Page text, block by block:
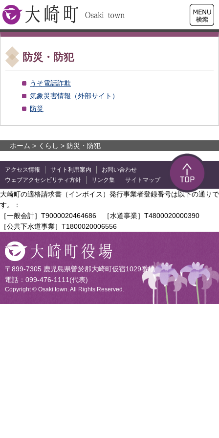
大崎町
検索・
共通メ
ニュー
防災・防犯
うそ電話詐欺
気象災害情報（外部サイト）
防災
ホーム > くらし > 防災・防犯
アクセス情報 サイト利用案内
お問い合わせ
ウェブアクセシビリティ方針
リンク集 サイトマップ
大崎町の適格請求書（インボイス）発行事業者登録番号は以下の通りで
す。：
［一般会計］T9000020464686 ［水道事業］T4800020000390
［公共下水道事業］T1800020006556
〒899-7305 鹿児島県曽於郡大崎町仮宿1029番地
電話：099-476-1111(代表)
Copyright © Osaki town. All Rights Reserved.